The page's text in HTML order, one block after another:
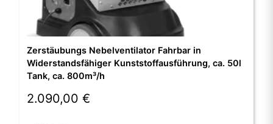
Zerstäubungs Nebelventilator Fahrbar in
Widerstandsfähiger Kunststoffausführung, ca. 50l
Tank, ca. 800m³/h
2.090,00 €